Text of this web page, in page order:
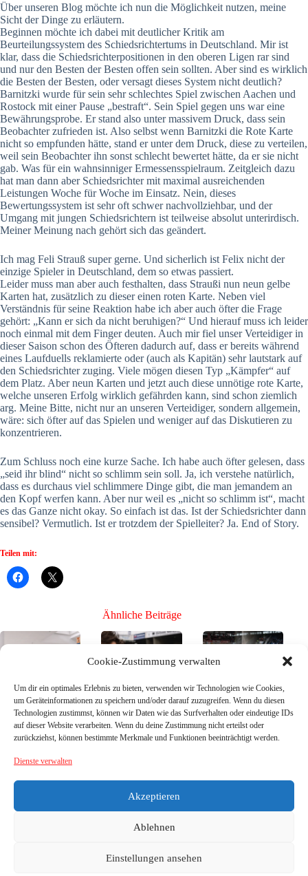
Cookie-Zustimmung verwalten
Um dir ein optimales Erlebnis zu bieten, verwenden wir Technologien wie Cookies,
um Geräteinformationen zu speichern und/oder darauf zuzugreifen. Wenn du diesen
Technologien zustimmst, können wir Daten wie das Surfverhalten oder eindeutige IDs
auf dieser Website verarbeiten. Wenn du deine Zustimmung nicht erteilst oder
zurückziehst, können bestimmte Merkmale und Funktionen beeinträchtigt werden.
Dienste verwalten
Akzeptieren
Ablehnen
Einstellungen ansehen
Über unseren Blog möchte ich nun die Möglichkeit nutzen, meine
Sicht der Dinge zu erläutern.
Beginnen möchte ich dabei mit deutlicher Kritik am
Beurteilungssystem des Schiedsrichtertums in Deutschland. Mir ist
klar, dass die Schiedsrichterpositionen in den oberen Ligen rar sind
und nur den Besten der Besten offen sein sollten. Aber sind es wirklich
die Besten der Besten, oder versagt dieses System nicht deutlich?
Barnitzki wurde für sein sehr schlechtes Spiel zwischen Aachen und
Rostock mit einer Pause „bestraft“. Sein Spiel gegen uns war eine
Bewährungsprobe. Er stand also unter massivem Druck, dass sein
Beobachter zufrieden ist. Also selbst wenn Barnitzki die Rote Karte
nicht so empfunden hätte, stand er unter dem Druck, diese zu verteilen,
weil sein Beobachter ihn sonst schlecht bewertet hätte, da er sie nicht
gab. Was für ein wahnsinniger Ermessensspielraum. Zeitgleich dazu
hat man dann aber Schiedsrichter mit maximal ausreichenden
Leistungen Woche für Woche im Einsatz. Nein, dieses
Bewertungssystem ist sehr oft schwer nachvollziehbar, und der
Umgang mit jungen Schiedsrichtern ist teilweise absolut unterirdisch.
Meiner Meinung nach gehört sich das geändert.
Ich mag Feli Strauß super gerne. Und sicherlich ist Felix nicht der
einzige Spieler in Deutschland, dem so etwas passiert.
Leider muss man aber auch festhalten, dass Straußi nun neun gelbe
Karten hat, zusätzlich zu dieser einen roten Karte. Neben viel
Verständnis für seine Reaktion habe ich aber auch öfter die Frage
gehört: „Kann er sich da nicht beruhigen?“ Und hierauf muss ich leider
noch einmal mit dem Finger deuten. Auch mir fiel unser Verteidiger in
dieser Saison schon des Öfteren dadurch auf, dass er bereits während
eines Laufduells reklamierte oder (auch als Kapitän) sehr lautstark auf
den Schiedsrichter zuging. Viele mögen diesen Typ „Kämpfer“ auf
dem Platz. Aber neun Karten und jetzt auch diese unnötige rote Karte,
welche unseren Erfolg wirklich gefährden kann, sind schon ziemlich
arg. Meine Bitte, nicht nur an unseren Verteidiger, sondern allgemein,
wäre: sich öfter auf das Spielen und weniger auf das Diskutieren zu
konzentrieren.
Zum Schluss noch eine kurze Sache. Ich habe auch öfter gelesen, dass
„seid ihr blind“ nicht so schlimm sein soll. Ja, ich verstehe natürlich,
dass es durchaus viel schlimmere Dinge gibt, die man jemandem an
den Kopf werfen kann. Aber nur weil es „nicht so schlimm ist“, macht
es das Ganze nicht okay. So einfach ist das. Ist der Schiedsrichter dann
sensibel? Vermutlich. Ist er trotzdem der Spielleiter? Ja. End of Story.
Teilen mit:
Ähnliche Beiträge
Bühne frei für die
Neuen, Teil 3 –
die Neuzugänge
26/27
26. Juli
Bühne frei für die
Neuen, Teil 2 –
die Neuzugänge
21. Juni
2026
Bühne frei für die
Neuen, Teil 1 –
die Neuzugänge
16. Juni